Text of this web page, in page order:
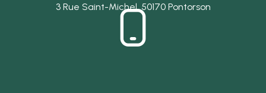
3 Rue Saint-Michel, 50170 Pontorson